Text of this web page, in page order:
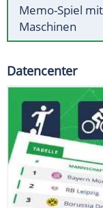
Memo-Spiel
Maschinen
Datencenter